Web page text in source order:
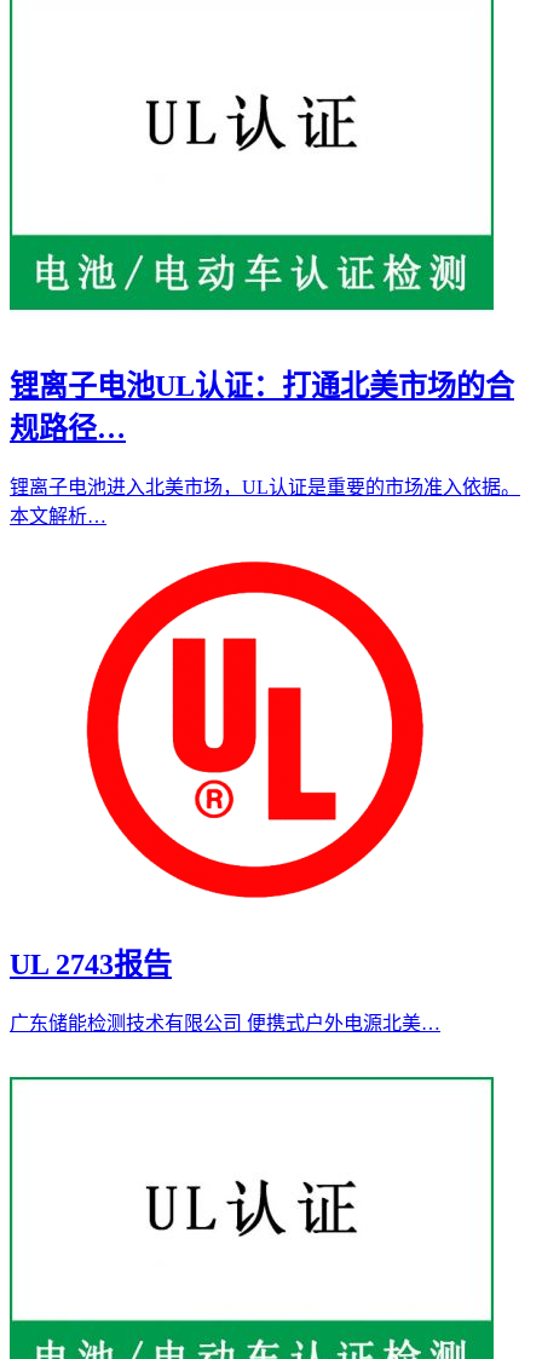
锂离子电池UL认证：打通北美市场的合
规路径…
锂离子电池进入北美市场，UL认证是重要的市场准入依据。
本文解析…
UL 2743报告
广东储能检测技术有限公司 便携式户外电源北美…